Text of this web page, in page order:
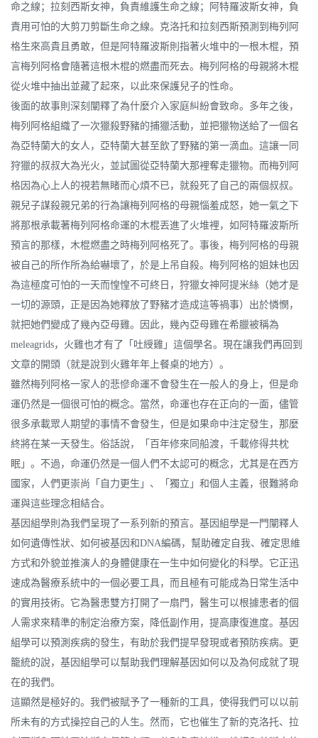
命之線；拉刻西斯女神，負責維護生命之線；阿特羅波斯女神，負
責用可怕的大剪刀剪斷生命之線。克洛托和拉刻西斯預測到梅列阿
格生來高貴且勇敢，但是阿特羅波斯則指著火堆中的一根木棍，預
言梅列阿格會隨著這根木棍的燃盡而死去。梅列阿格的母親將木棍
從火堆中抽出並藏了起來，以此來保護兒子的性命。
後面的故事則深刻闡釋了為什麼介入家庭糾紛會致命。多年之後，
梅列阿格組織了一次獵殺野豬的捕獵活動，並把獵物送給了一個名
為亞特蘭大的女人，亞特蘭大甚至飲了野豬的第一滴血。這讓一同
狩獵的叔叔大為光火，並試圖從亞特蘭大那裡奪走獵物。而梅列阿
格因為心上人的視若無睹而心煩不已，就殺死了自己的兩個叔叔。
親兒子謀殺親兄弟的行為讓梅列阿格的母親惱羞成怒，她一氣之下
將那根承載著梅列阿格命運的木棍丟進了火堆裡，如阿特羅波斯所
預言的那樣，木棍燃盡之時梅列阿格死了。事後，梅列阿格的母親
被自己的所作所為給嚇壞了，於是上吊自殺。梅列阿格的姐妹也因
為這極度可怕的一天而惶惶不可終日，狩獵女神阿提米絲（她才是
一切的源頭，正是因為她釋放了野豬才造成這等禍事）出於憐憫，
就把她們變成了幾內亞母雞。因此，幾內亞母雞在希臘被稱為
meleagrids，火雞也才有了「吐綬雞」這個學名。現在讓我們再回到
文章的開頭（就是說到火雞年年上餐桌的地方）。
雖然梅列阿格一家人的悲慘命運不會發生在一般人的身上，但是命
運仍然是一個很可怕的概念。當然，命運也存在正向的一面，儘管
很多承載眾人期望的事情不會發生，但是如果命中注定發生，那麼
終將在某一天發生。俗話說，「百年修來同船渡，千載修得共枕
眠」。不過，命運仍然是一個人們不太認可的概念，尤其是在西方
國家，人們更崇尚「自力更生」、「獨立」和個人主義，很難將命
運與這些理念相結合。
基因組學則為我們呈現了一系列新的預言。基因組學是一門闡釋人
如何遺傳性狀、如何被基因和DNA編碼，幫助確定自我、確定思維
方式和外貌並推演人的身體健康在一生中如何變化的科學。它正迅
速成為醫療系統中的一個必要工具，而且極有可能成為日常生活中
的實用技術。它為醫患雙方打開了一扇門，醫生可以根據患者的個
人需求來精準的制定治療方案，降低副作用，提高康復進度。基因
組學可以預測疾病的發生，有助於我們提早發現或者預防疾病。更
籠統的說，基因組學可以幫助我們理解基因如何以及為何成就了現
在的我們。
這顯然是極好的。我們被賦予了一種新的工具，使得我們可以以前
所未有的方式操控自己的人生。然而，它也催生了新的克洛托、拉